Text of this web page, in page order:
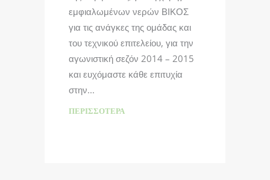
εμφιαλωμένων νερών ΒΙΚΟΣ
για τις ανάγκες της ομάδας και
του τεχνικού επιτελείου, για την
αγωνιστική σεζόν 2014 – 2015
και ευχόμαστε κάθε επιτυχία
στην
ΠΕΡΙΣΣΌΤΕΡΑ